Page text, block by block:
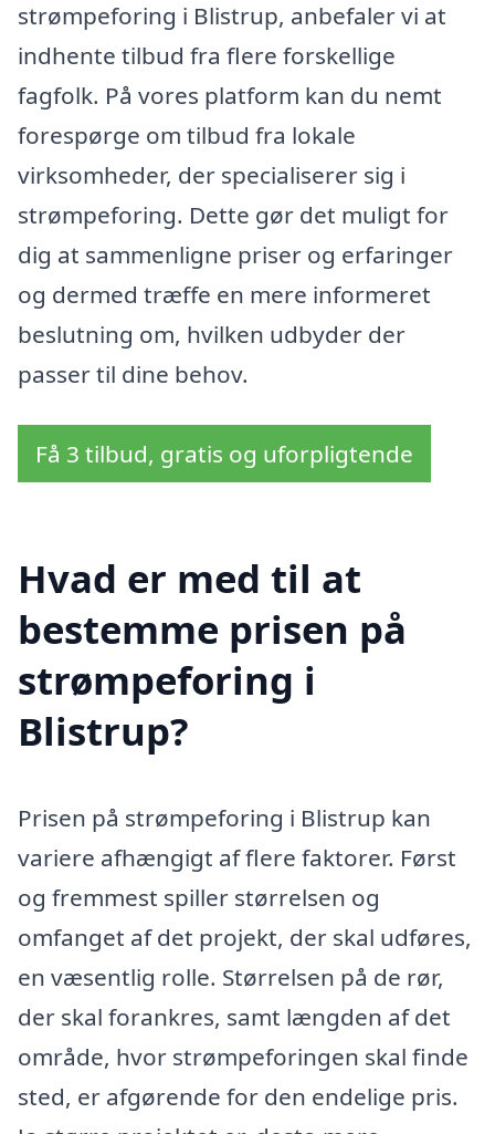
strømpeforing i Blistrup, anbefaler vi at
indhente tilbud fra flere forskellige
fagfolk. På vores platform kan du nemt
forespørge om tilbud fra lokale
virksomheder, der specialiserer sig i
strømpeforing. Dette gør det muligt for
dig at sammenligne priser og erfaringer
og dermed træffe en mere informeret
beslutning om, hvilken udbyder der
passer til dine behov.
Få 3 tilbud, gratis og uforpligtende
Hvad er med til at
bestemme prisen på
strømpeforing i
Blistrup?
Prisen på strømpeforing i Blistrup kan
variere afhængigt af flere faktorer. Først
og fremmest spiller størrelsen og
omfanget af det projekt, der skal udføres,
en væsentlig rolle. Størrelsen på de rør,
der skal forankres, samt længden af det
område, hvor strømpeforingen skal finde
sted, er afgørende for den endelige pris.